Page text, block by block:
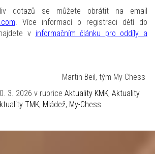
dotazů se můžete obrátit na email
. Více informací o registraci dětí do
v informačním článku pro oddíly a
Martin Beil, tým My-Chess
3. 2026 v rubrice Aktuality KMK, Aktuality
TMK, Mládež, My-Chess.